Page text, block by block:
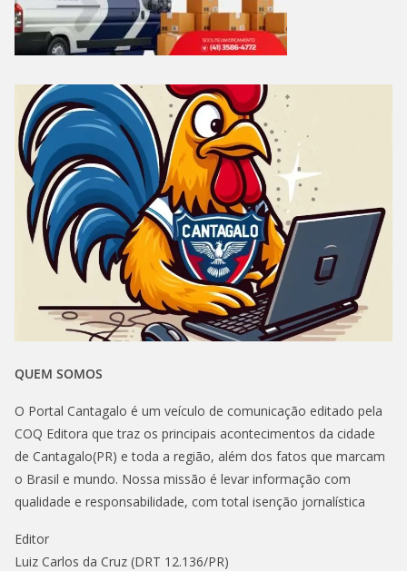
QUEM SOMOS
O Portal Cantagalo é um veículo de comunicação editado pela
COQ Editora que traz os principais acontecimentos da cidade
de Cantagalo(PR) e toda a região, além dos fatos que marcam
o Brasil e mundo. Nossa missão é levar informação com
qualidade e responsabilidade, com total isenção jornalística
Editor
Luiz Carlos da Cruz (DRT 12.136/PR)